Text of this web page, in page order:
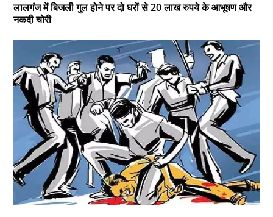
लालगंज में बिजली गुल होने पर दो घरों से 20 लाख रुपये के आभूषण और
नकदी चोरी